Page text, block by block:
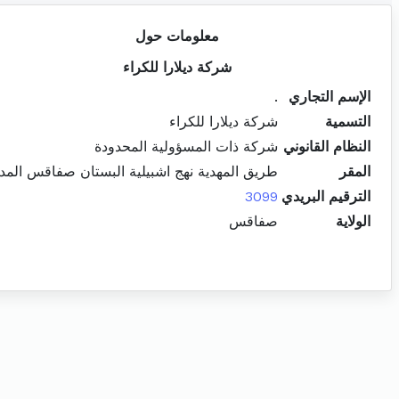
معلومات حول
شركة ديلارا للكراء
الإسم التجاري
.
التسمية
شركة ديلارا للكراء
النظام القانوني شركة ذات المسؤولية المحدودة
المقر
طريق المهدية نهج اشبيلية البستان صفاقس
الترقيم البريدي 3099
الولاية
صفاقس